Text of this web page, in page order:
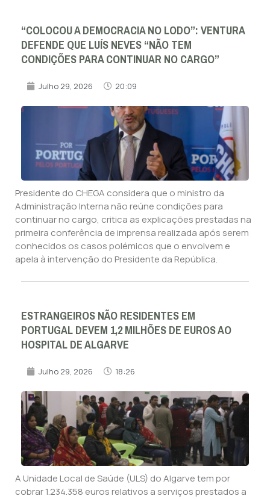
“COLOCOU A DEMOCRACIA NO LODO”: VENTURA
DEFENDE QUE LUÍS NEVES “NÃO TEM
CONDIÇÕES PARA CONTINUAR NO CARGO”
Julho 29, 2026 20:09
Presidente do CHEGA considera que o ministro da
Administração Interna não reúne condições para
continuar no cargo, critica as explicações prestadas na
primeira conferência de imprensa realizada após serem
conhecidos os casos polémicos que o envolvem e
apela à intervenção do Presidente da República.
ESTRANGEIROS NÃO RESIDENTES EM
PORTUGAL DEVEM 1,2 MILHÕES DE EUROS AO
HOSPITAL DE ALGARVE
Julho 29, 2026 18:26
A Unidade Local de Saúde (ULS) do Algarve tem por
cobrar 1.234.358 euros relativos a serviços prestados a